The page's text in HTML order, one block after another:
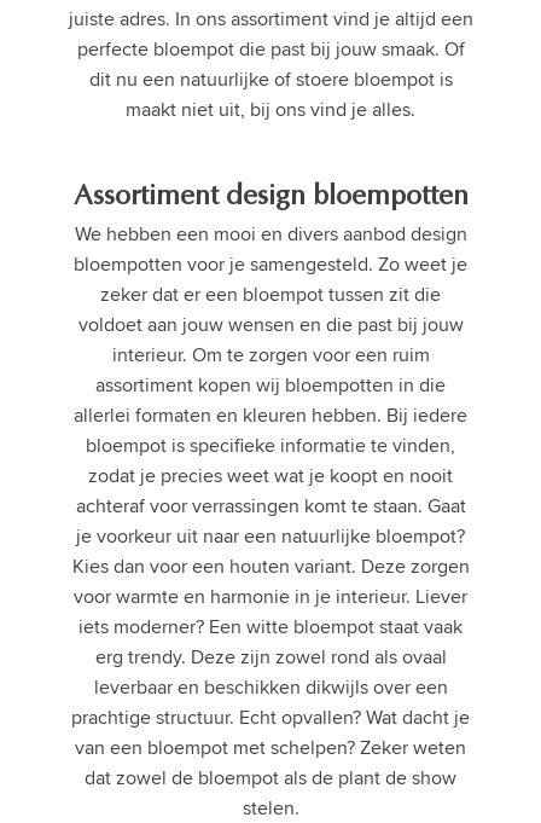
juiste adres. In ons assortiment vind je altijd een
perfecte bloempot die past bij jouw smaak. Of
dit nu een natuurlijke of stoere bloempot is
maakt niet uit, bij ons vind je alles.
Assortiment design bloempotten
We hebben een mooi en divers aanbod design
bloempotten voor je samengesteld. Zo weet je
zeker dat er een bloempot tussen zit die
voldoet aan jouw wensen en die past bij jouw
interieur. Om te zorgen voor een ruim
assortiment kopen wij bloempotten in die
allerlei formaten en kleuren hebben. Bij iedere
bloempot is specifieke informatie te vinden,
zodat je precies weet wat je koopt en nooit
achteraf voor verrassingen komt te staan. Gaat
je voorkeur uit naar een natuurlijke bloempot?
Kies dan voor een houten variant. Deze zorgen
voor warmte en harmonie in je interieur. Liever
iets moderner? Een witte bloempot staat vaak
erg trendy. Deze zijn zowel rond als ovaal
leverbaar en beschikken dikwijls over een
prachtige structuur. Echt opvallen? Wat dacht je
van een bloempot met schelpen? Zeker weten
dat zowel de bloempot als de plant de show
stelen.